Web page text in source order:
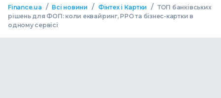
Finance.ua / Всі новини / Фінтех і Картки / ТОП банківських
рішень для ФОП: коли еквайринг, РРО та бізнес-картки в
одному сервісі